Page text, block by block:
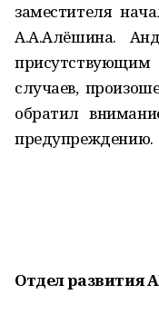
заместителя
А.А.Алёшина.
случаев,
обратил
предупреждению.
Отдел развития